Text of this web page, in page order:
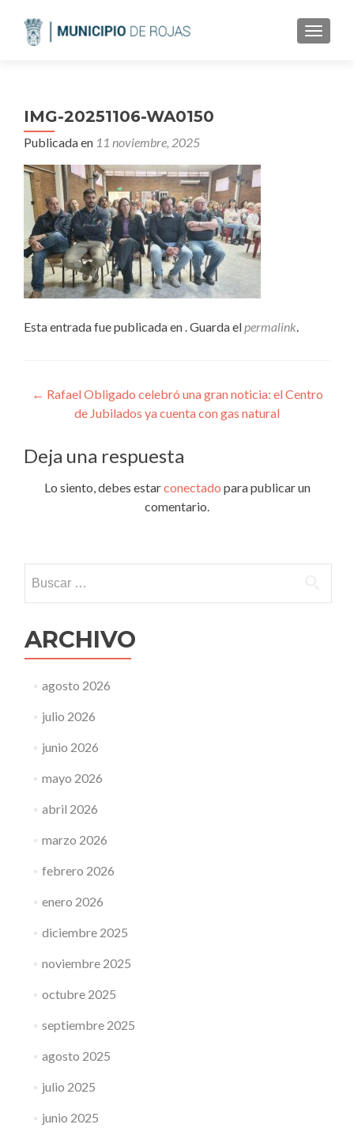
IMG-20251106-WA0150
Publicada en 11 noviembre, 2025
Esta entrada fue publicada en . Guarda elpermalink.
Navegación
entradas
← Rafael Obligado celebró una gran noticia: el Centro
de Jubilados ya cuenta con gas natural
Deja una respuesta
Lo siento, debes estarconectado para publicar un
comentario.
ARCHIVO
agosto 2026
julio 2026
junio 2026
mayo 2026
abril 2026
marzo 2026
febrero 2026
enero 2026
diciembre 2025
noviembre 2025
octubre 2025
septiembre 2025
agosto 2025
julio 2025
junio 2025